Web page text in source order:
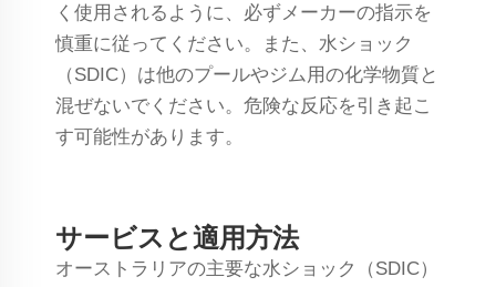
く使用されるように、必ずメーカーの指示を
慎重に従ってください。また、水ショック
（SDIC）は他のプールやジム用の化学物質と
混ぜないでください。危険な反応を引き起こ
す可能性があります。
サービスと適用方法
オーストラリアの主要な水ショック（SDIC）